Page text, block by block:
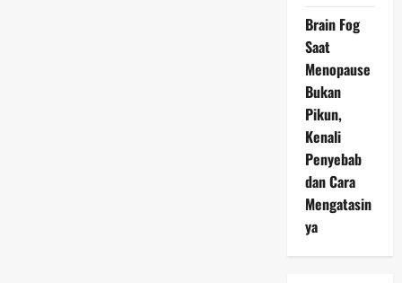
Brain Fog
Saat
Menopause
Bukan
Pikun,
Kenali
Penyebab
dan Cara
Mengatasin
ya